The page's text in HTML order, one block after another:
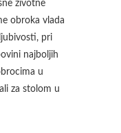
životne
obroka vlada
pri
najboljih
u
za stolom u